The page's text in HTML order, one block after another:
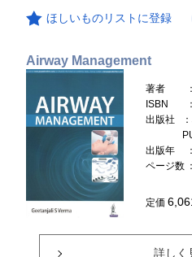
ほしいものリストに登録
Airway Management
著者
ISBN
出版社
出版年
ページ数
定価
詳しく